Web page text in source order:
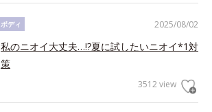
2025/08/02
ボディ
私のニオイ大丈夫…!?夏に試したいニオイ*1対
策
3512 view